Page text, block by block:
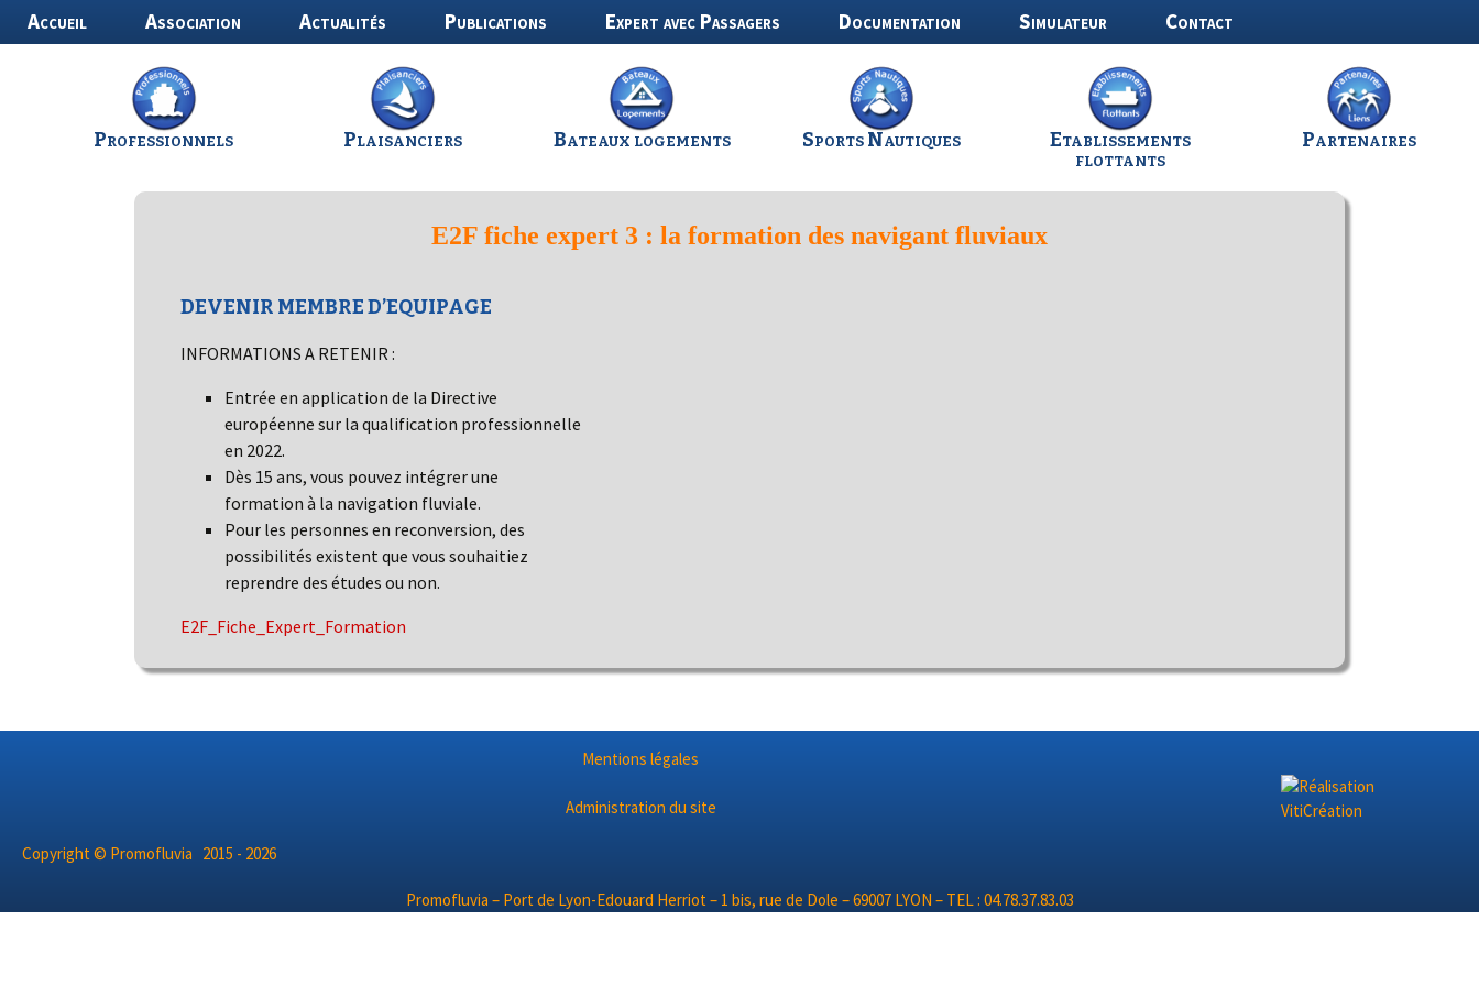
Aller
au
Accueil Association Actualités Publications Expert avec Passagers Documentation Simulateur Contact
Professionnels Plaisanciers Bateaux logements Sports Nautiques
Etablissements
flottants
Partenaires
E2F fiche expert 3 : la formation des navigant fluviaux
DEVENIR MEMBRE D’EQUIPAGE
INFORMATIONS A RETENIR :
Entrée en application de la Directive
européenne sur la qualification professionnelle
en 2022.
Dès 15 ans, vous pouvez intégrer une
formation à la navigation fluviale.
Pour les personnes en reconversion, des
possibilités existent que vous souhaitiez
reprendre des études ou non.
E2F_Fiche_Expert_Formation
Mentions légales
Administration du site
Copyright © Promofluvia 2015 - 2026
Promofluvia – Port de Lyon-Edouard Herriot – 1 bis, rue de Dole – 69007 LYON – TEL : 04.78.37.83.03